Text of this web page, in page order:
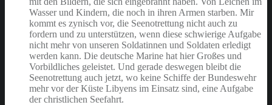
Wasser und Kindern, die noch in ihren Armen starben. Mir
kommt es zynisch vor, die Seenotrettung nicht auch zu
fordern und zu unterstützen, wenn diese schwierige Aufgabe
nicht mehr von unseren Soldatinnen und Soldaten erledigt
werden kann. Die deutsche Marine hat hier Großes und
Vorbildliches geleistet. Und gerade deswegen bleibt die
Seenotrettung auch jetzt, wo keine Schiffe der Bundeswehr
mehr vor der Küste Libyens im Einsatz sind, eine Aufgabe
der christlichen Seefahrt.